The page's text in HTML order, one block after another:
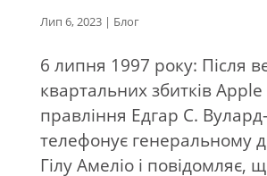
Лип 6, 2023| Блог
6 липня 1997 року: Після
квартальних збитків
правління Едгар С.
телефонує генеральному
Гілу Амеліо і повідомляє,